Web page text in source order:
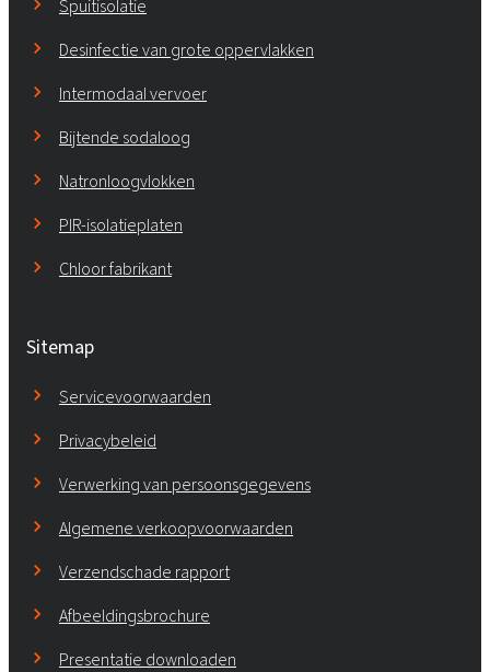
Spuitisolatie
Desinfectie van grote oppervlakken
Intermodaal vervoer
Bijtende sodaloog
Natronloogvlokken
PIR-isolatieplaten
Chloor fabrikant
Sitemap
Servicevoorwaarden
Privacybeleid
Verwerking van persoonsgegevens
Algemene verkoopvoorwaarden
Verzendschade rapport
Afbeeldingsbrochure
Presentatie downloaden